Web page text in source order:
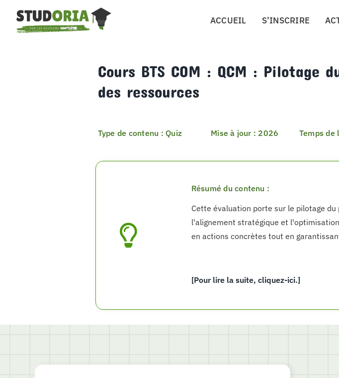
contenu
ACCUEIL S’INSCRIRE
Cours BTS COM : QCM :
des ressources
Type de contenu : Quiz Mise à jour : 2026 Temps
Résumé du contenu :
Cette évaluation porte sur le pilotage
l'alignement stratégique et
en actions concrètes tout en
[Pour lire la suite, cliquez-ici.]